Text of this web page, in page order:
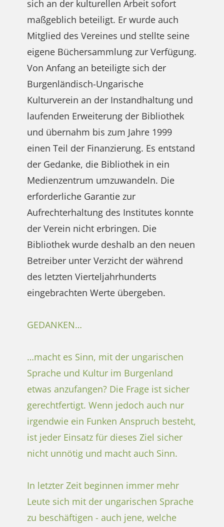
sich an der kulturellen Arbeit sofort
maßgeblich beteiligt. Er wurde auch
Mitglied des Vereines und stellte seine
eigene Büchersammlung zur Verfügung.
Von Anfang an beteiligte sich der
Burgenländisch-Ungarische
Kulturverein an der Instandhaltung und
laufenden Erweiterung der Bibliothek
und übernahm bis zum Jahre 1999
einen Teil der Finanzierung. Es entstand
der Gedanke, die Bibliothek in ein
Medienzentrum umzuwandeln. Die
erforderliche Garantie zur
Aufrechterhaltung des Institutes konnte
der Verein nicht erbringen. Die
Bibliothek wurde deshalb an den neuen
Betreiber unter Verzicht der während
des letzten Vierteljahrhunderts
eingebrachten Werte übergeben.
GEDANKEN…
…macht es Sinn, mit der ungarischen
Sprache und Kultur im Burgenland
etwas anzufangen? Die Frage ist sicher
gerechtfertigt. Wenn jedoch auch nur
irgendwie ein Funken Anspruch besteht,
ist jeder Einsatz für dieses Ziel sicher
nicht unnötig und macht auch Sinn.
In letzter Zeit beginnen immer mehr
Leute sich mit der ungarischen Sprache
zu beschäftigen - auch jene, welche